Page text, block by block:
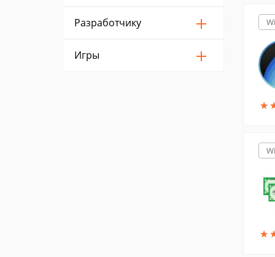
Разработчику
Игры
★
★
★
★